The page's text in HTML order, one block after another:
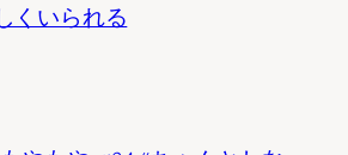
くいられる